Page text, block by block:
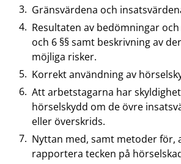
Gränsvärdena och
Resultaten av bedömningar
och 6 §§ samt beskrivning av
möjliga risker.
Korrekt användning av
Att arbetstagarna har
hörselskydd om de övre
eller överskrids.
Nyttan med, samt metoder för,
rapportera tecken på